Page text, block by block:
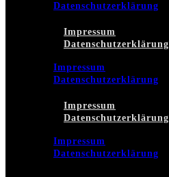
Datenschutzerklärung
Impressum
Datenschutzerklärung
Impressum
Datenschutzerklärung
Impressum
Datenschutzerklärung
Impressum
Datenschutzerklärung